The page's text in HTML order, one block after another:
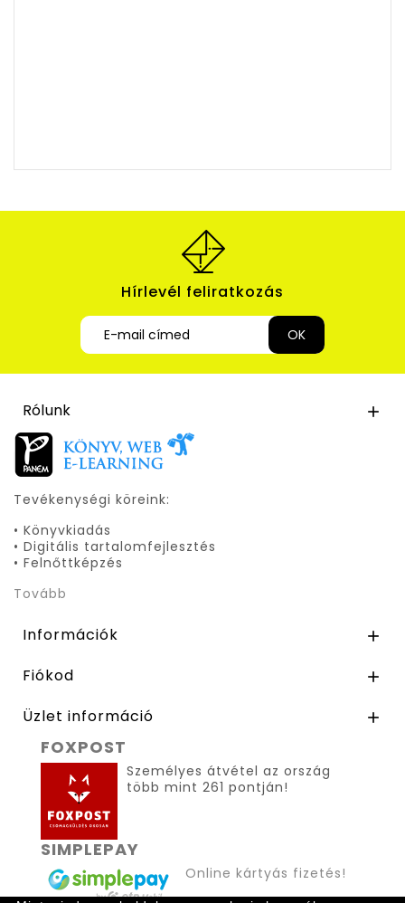
Hírlevél feliratkozás
Rólunk 
Tevékenységi köreink:
• Könyvkiadás
• Digitális tartalomfejlesztés
• Felnőttképzés
Tovább
Információk 
Fiókod 
Üzlet információ 
FOXPOST
Személyes átvétel az ország
több mint 261 pontján!
SIMPLEPAY
Online kártyás fizetés!